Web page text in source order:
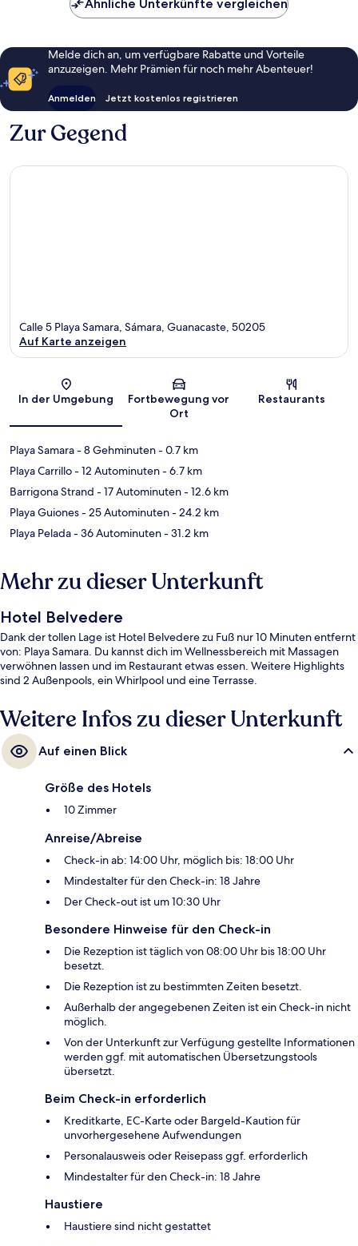
Ähnliche Unterkünfte vergleichen
Melde dich an, um verfügbare Rabatte und Vorteile
anzuzeigen. Mehr Prämien für noch mehr Abenteuer!
Anmelden Jetzt kostenlos registrieren
Zur Gegend
Karte
Calle 5 Playa Samara, Sámara, Guanacaste, 50205
Auf Karte anzeigen
In der Umgebung
Fortbewegung vor
Ort
Restaurants
Playa Samara- 8 Gehminuten- 0.7 km
Playa Carrillo- 12 Autominuten- 6.7 km
Barrigona Strand - 17 Autominuten- 12.6 km
Playa Guiones- 25 Autominuten- 24.2 km
Playa Pelada- 36 Autominuten- 31.2 km
Mehr zu dieser Unterkunft
Hotel Belvedere
Dank der tollen Lage ist Hotel Belvedere zu Fuß nur 10 Minuten entfernt
von: Playa Samara. Du kannst dich im Wellnessbereich mit Massagen
verwöhnen lassen und im Restaurant etwas essen. Weitere Highlights
sind 2 Außenpools, ein Whirlpool und eine Terrasse.
Weitere Infos zu dieser Unterkunft
Auf einen Blick
Größe des Hotels
10 Zimmer
Anreise/Abreise
Check-in ab: 14:00 Uhr, möglich bis: 18:00 Uhr
Mindestalter für den Check-in: 18 Jahre
Der Check-out ist um 10:30 Uhr
Besondere Hinweise für den Check-in
Die Rezeption ist täglich von 08:00 Uhr bis 18:00 Uhr
besetzt.
Die Rezeption ist zu bestimmten Zeiten besetzt.
Außerhalb der angegebenen Zeiten ist ein Check-in nicht
möglich.
Von der Unterkunft zur Verfügung gestellte Informationen
werden ggf. mit automatischen Übersetzungstools
übersetzt.
Beim Check-in erforderlich
Kreditkarte, EC-Karte oder Bargeld-Kaution für
unvorhergesehene Aufwendungen
Personalausweis oder Reisepass ggf. erforderlich
Mindestalter für den Check-in: 18 Jahre
Haustiere
Haustiere sind nicht gestattet